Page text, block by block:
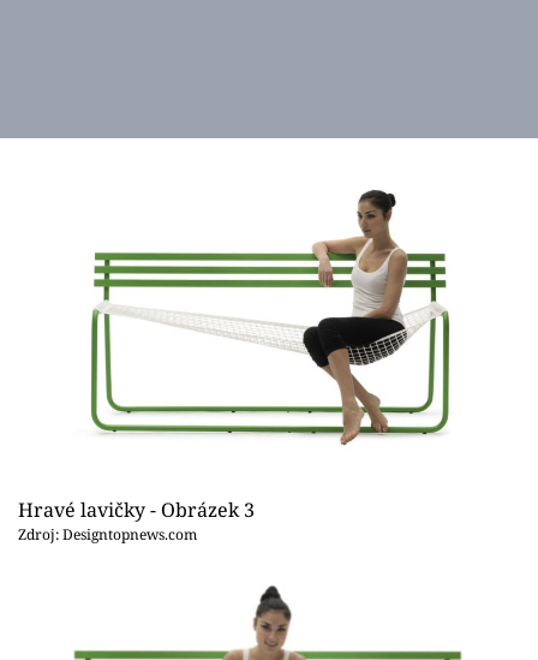
Hravé lavičky - Obrázek 3
Zdroj: Designtopnews.com